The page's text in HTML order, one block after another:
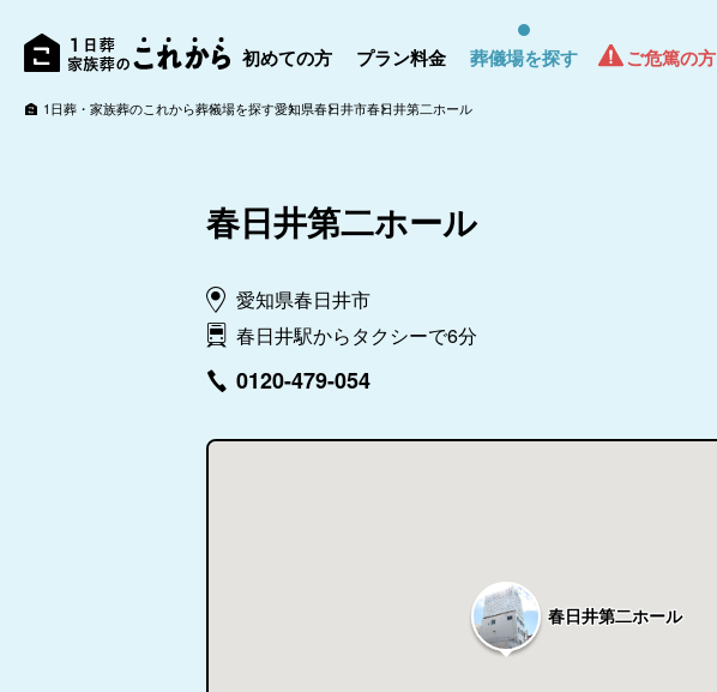
初めての方 プラン料金 葬儀場を探す ご危篤の方
1日葬・家族葬のこれから葬儀場を探す愛知県春日井市春日井第二ホール
春日井第二ホール
愛知県春日井市
春日井駅からタクシーで6分
0120-479-054
春日井第二ホール